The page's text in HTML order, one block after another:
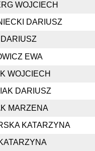
WOJCIECH
DARIUSZ
EWA
WOJCIECH
DARIUSZ
MARZENA
KATARZYNA